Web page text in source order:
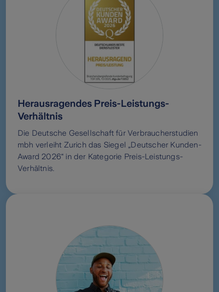
Herausragendes Preis-Leistungs-
Verhältnis
Die Deutsche Gesellschaft für Verbraucherstudien
mbh verleiht Zurich das Siegel „Deutscher Kunden-
Award 2026“ in der Kategorie Preis-Leistungs-
Verhältnis.